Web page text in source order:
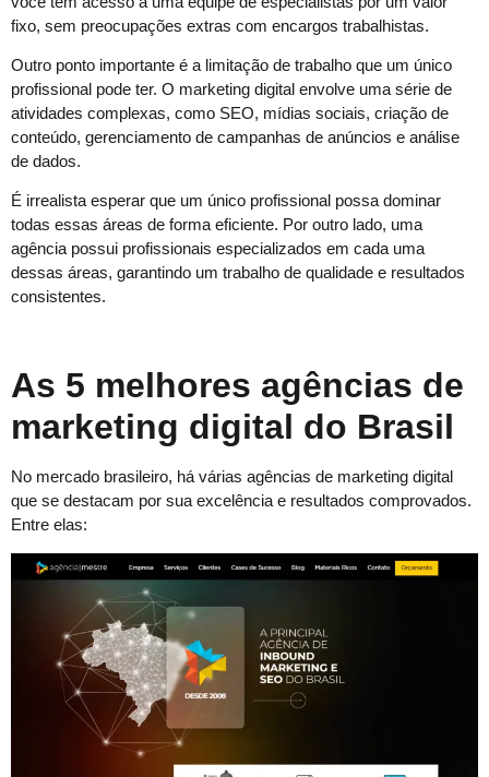
fixo, sem preocupações extras com encargos trabalhistas.
Outro ponto importante é a limitação de trabalho que um único
profissional pode ter. O marketing digital envolve uma série de
atividades complexas, como SEO, mídias sociais, criação de
conteúdo, gerenciamento de campanhas de anúncios e análise
de dados.
É irrealista esperar que um único profissional possa dominar
todas essas áreas de forma eficiente. Por outro lado, uma
agência possui profissionais especializados em cada uma
dessas áreas, garantindo um trabalho de qualidade e resultados
consistentes.
As 5 melhores agências de
marketing digital do Brasil
No mercado brasileiro, há várias agências de marketing digital
que se destacam por sua excelência e resultados comprovados.
Entre elas: